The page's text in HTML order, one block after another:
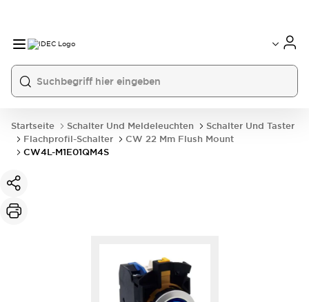
Startseite Schalter Und Meldeleuchten
Schalter Und Taster
Flachprofil-Schalter
CW 22 Mm Flush Mount
CW4L-M1E01QM4S